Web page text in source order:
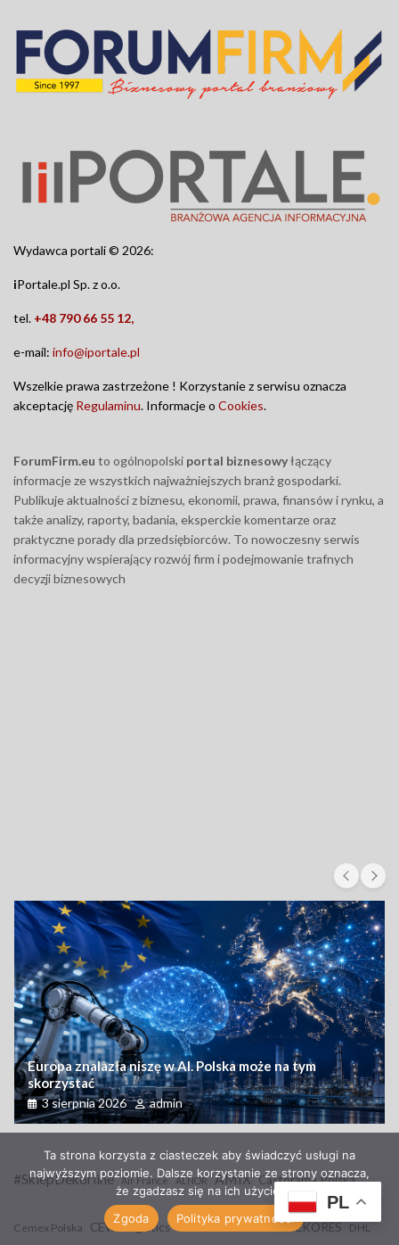
Wydawca portali © 2026:
iPortale.pl Sp. z o.o.
tel. +48 790 66 55 12,
e-mail: info@iportale.pl
Wszelkie prawa zastrzeżone ! Korzystanie z serwisu oznacza
akceptację Regulaminu. Informacje o Cookies.
ForumFirm.eu to ogólnopolski portal biznesowyłączący
informacje ze wszystkich najważniejszych branż gospodarki.
Publikuje aktualności z biznesu, ekonomii, prawa, finansów i rynku, a
także analizy, raporty, badania, eksperckie komentarze oraz
praktyczne porady dla przedsiębiorców. To nowoczesny serwis
informacyjny wspierający rozwój firm i podejmowanie trafnych
decyzji biznesowych
Europa znalazła niszę w AI. Polska może na tym
skorzystać
3 sierpnia 2026 admin
#SklepDekorline Air France ALNOR AMIX Castorama Polska
Cemex Polska CEVA Logistics De Dietrich DEKORES DHL
PL
Ta strona korzysta z ciasteczek aby świadczyć usługi na
najwyższym poziomie. Dalsze korzystanie ze strony oznacza,
że zgadzasz się na ich użycie.
Zgoda
Polityka prywatności